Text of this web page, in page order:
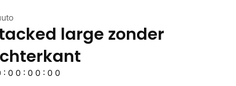
large zonder
: 0 0 : 0 0 : 0 0